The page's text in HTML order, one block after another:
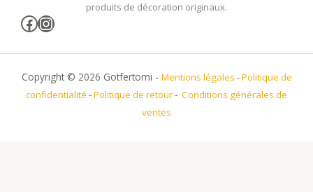
produits de décoration originaux.
Facebook
Instagram
Copyright © 2026 Gotfertomi - Mentions légales -Politique de
confidentialité -Politique de retour- Conditions générales de
ventes